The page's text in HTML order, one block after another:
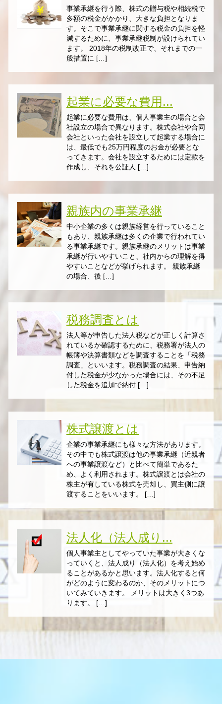
事業承継を行う際、株式の贈与税や相続税で
多額の税金がかかり、大きな負担となりま
す。そこで事業承継に関する税金の負担を軽
減するために、事業承継税制が設けられてい
ます。 2018年の税制改正で、それまでの一
般措置に […]
起業に必要な費用...
起業に必要な費用は、個人事業主の場合と会
社設立の場合で異なります。株式会社や合同
会社といった会社を設立して起業する場合に
は、最低でも25万円程度のお金が必要とな
ってきます。会社を設立するためには定款を
作成し、それを公証人 […]
親族内の事業承継
中小企業の多くは親族経営を行っていること
もあり、親族承継は多くの企業で行われてい
る事業承継です。親族承継のメリットは事業
承継が行いやすいこと、社内からの理解を得
やすいことなどが挙げられます。 親族承継
の場合、後 […]
税務調査とは
法人等が申告した法人税などが正しく計算さ
れているか確認するために、税務署が法人の
帳簿や決算書類などを調査することを「税務
調査」といいます。税務調査の結果、申告納
付した税金が少なかった場合には、その不足
した税金を追加で納付 […]
株式譲渡とは
企業の事業承継にも様々な方法があります。
その中でも株式譲渡は他の事業承継（近親者
への事業譲渡など）と比べて簡単であるた
め、よく利用されます。株式譲渡とは会社の
株主が有している株式を売却し、買主側に譲
渡することをいいます。 […]
法人化（法人成り...
個人事業主としてやっていた事業が大きくな
っていくと、法人成り（法人化）を考え始め
ることがあるかと思います。法人化すると何
がどのように変わるのか、そのメリットにつ
いてみていきます。 メリットは大きく3つあ
ります。 […]